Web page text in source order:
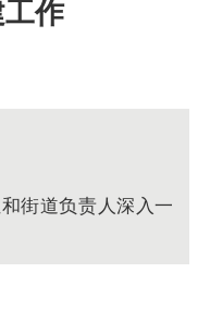
作​
街道负责人深入一